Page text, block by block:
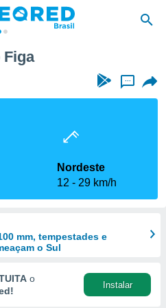
Figa
...
Nordeste
12
29 km/h
mm, tempestades e
o Sul
o
Instalar